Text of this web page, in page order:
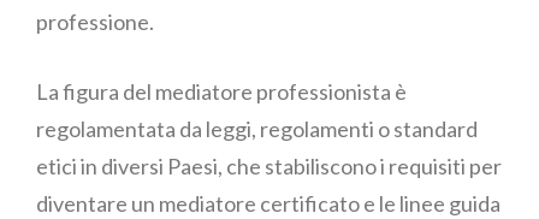
professione.
La figura del mediatore professionista è
regolamentata da leggi, regolamenti o standard
etici in diversi Paesi, che stabiliscono i requisiti per
diventare un mediatore certificato e le linee guida